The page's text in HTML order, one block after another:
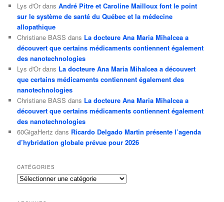
Lys d'Or dansAndré Pitre et Caroline Mailloux font le point
sur le système de santé du Québec et la médecine
allopathique
Christiane BASS dans La docteure Ana Maria Mihalcea a
découvert que certains médicaments contiennent également
des nanotechnologies
Lys d'Or dans La docteure Ana Maria Mihalcea a découvert
que certains médicaments contiennent également des
nanotechnologies
Christiane BASS dans La docteure Ana Maria Mihalcea a
découvert que certains médicaments contiennent également
des nanotechnologies
60GigaHertz dans Ricardo Delgado Martin présente l’agenda
d’hybridation globale prévue pour 2026
CATÉGORIES
Catégories